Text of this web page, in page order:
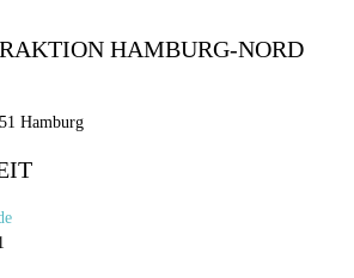
HAMBURG-NORD
Hamburg